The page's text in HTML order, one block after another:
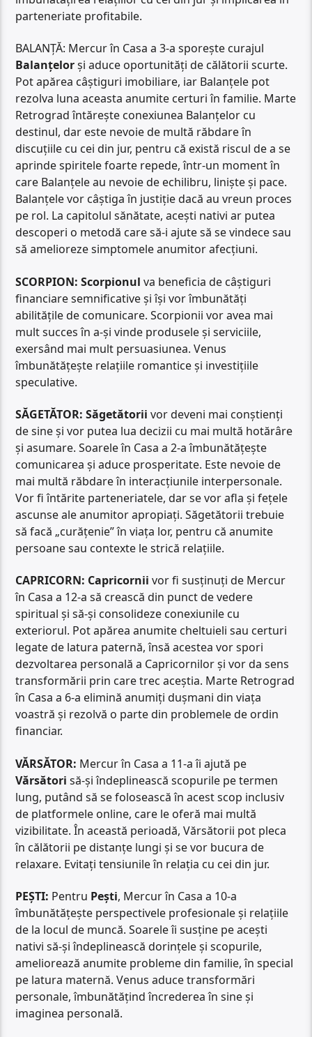
parteneriate profitabile.
BALANȚĂ: Mercur în Casa a 3-a sporește curajul
Balanțelorși aduce oportunități de călătorii scurte.
Pot apărea câștiguri imobiliare, iar Balanțele pot
rezolva luna aceasta anumite certuri în familie. Marte
Retrograd întărește conexiunea Balanțelor cu
destinul, dar este nevoie de multă răbdare în
discuțiile cu cei din jur, pentru că există riscul de a se
aprinde spiritele foarte repede, într-un moment în
care Balanțele au nevoie de echilibru, liniște și pace.
Balanțele vor câștiga în justiție dacă au vreun proces
pe rol. La capitolul sănătate, acești nativi ar putea
descoperi o metodă care să-i ajute să se vindece sau
să amelioreze simptomele anumitor afecțiuni.
SCORPION: Scorpionulva beneficia de câștiguri
financiare semnificative și își vor îmbunătăți
abilitățile de comunicare. Scorpionii vor avea mai
mult succes în a-și vinde produsele și serviciile,
exersând mai mult persuasiunea. Venus
îmbunătățește relațiile romantice și investițiile
speculative.
SĂGETĂTOR: Săgetătoriivor deveni mai conștienți
de sine și vor putea lua decizii cu mai multă hotărâre
și asumare. Soarele în Casa a 2-a îmbunătățește
comunicarea și aduce prosperitate. Este nevoie de
mai multă răbdare în interacțiunile interpersonale.
Vor fi întărite parteneriatele, dar se vor afla și fețele
ascunse ale anumitor apropiați. Săgetătorii trebuie
să facă „curățenie” în viața lor, pentru că anumite
persoane sau contexte le strică relațiile.
CAPRICORN: Capricorniivor fi susținuți de Mercur
în Casa a 12-a să crească din punct de vedere
spiritual și să-și consolideze conexiunile cu
exteriorul. Pot apărea anumite cheltuieli sau certuri
legate de latura paternă, însă acestea vor spori
dezvoltarea personală a Capricornilor și vor da sens
transformării prin care trec aceștia. Marte Retrograd
în Casa a 6-a elimină anumiți dușmani din viața
voastră și rezolvă o parte din problemele de ordin
financiar.
VĂRSĂTOR: Mercur în Casa a 11-a îi ajută pe
Vărsătorisă-și îndeplinească scopurile pe termen
lung, putând să se folosească în acest scop inclusiv
de platformele online, care le oferă mai multă
vizibilitate. În această perioadă, Vărsătorii pot pleca
în călătorii pe distanțe lungi și se vor bucura de
relaxare. Evitați tensiunile în relația cu cei din jur.
PEȘTI: Pentru Pești, Mercur în Casa a 10-a
îmbunătățește perspectivele profesionale și relațiile
de la locul de muncă. Soarele îi susține pe acești
nativi să-și îndeplinească dorințele și scopurile,
ameliorează anumite probleme din familie, în special
pe latura maternă. Venus aduce transformări
personale, îmbunătățind încrederea în sine și
imaginea personală.